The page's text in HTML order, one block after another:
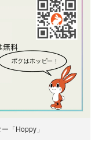
「Hoppy」